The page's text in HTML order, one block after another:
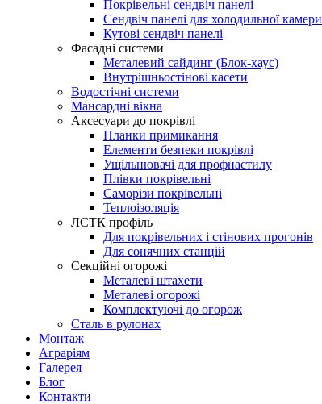
Покрівельні сендвіч панелі
Сендвіч панелі для холодильної камери
Кутові сендвіч панелі
Фасадні системи
Металевий сайдинг (Блок-хаус)
Внутрішньостінові касети
Водостічні системи
Мансардні вікна
Аксесуари до покрівлі
Планки примикання
Елементи безпеки покрівлі
Ущільнювачі для профнастилу
Плівки покрівельні
Саморізи покрівельні
Теплоізоляція
ЛСТК профіль
Для покрівельних і стінових прогонів
Для сонячних станцій
Секційні огорожі
Металеві штахети
Металеві огорожі
Комплектуючі до огорож
Сталь в рулонах
Монтаж
Аграріям
Галерея
Блог
Контакти